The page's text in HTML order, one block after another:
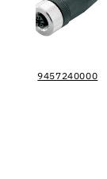
9457240000